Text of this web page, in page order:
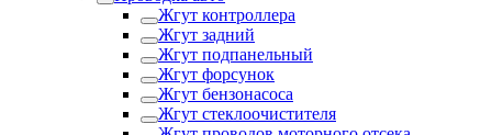
Жгут контроллера
Жгут задний
Жгут подпанельный
Жгут форсунок
Жгут бензонасоса
Жгут стеклоочистителя